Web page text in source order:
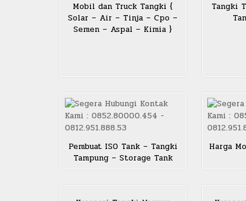
Mobil dan Truck Tangki {
Solar – Air – Tinja – Cpo –
Semen – Aspal – Kimia }
Tangki
Pembuat ISO Tank – Tangki
Tampung – Storage Tank
Harga